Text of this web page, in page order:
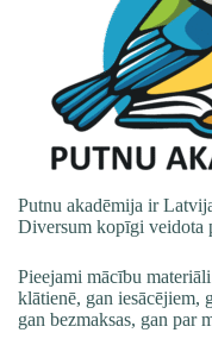
Putnu akadēmija ir
Diversum kopīgi veidota
Pieejami mācību
klātienē, gan iesācējiem,
gan bezmaksas, gan par